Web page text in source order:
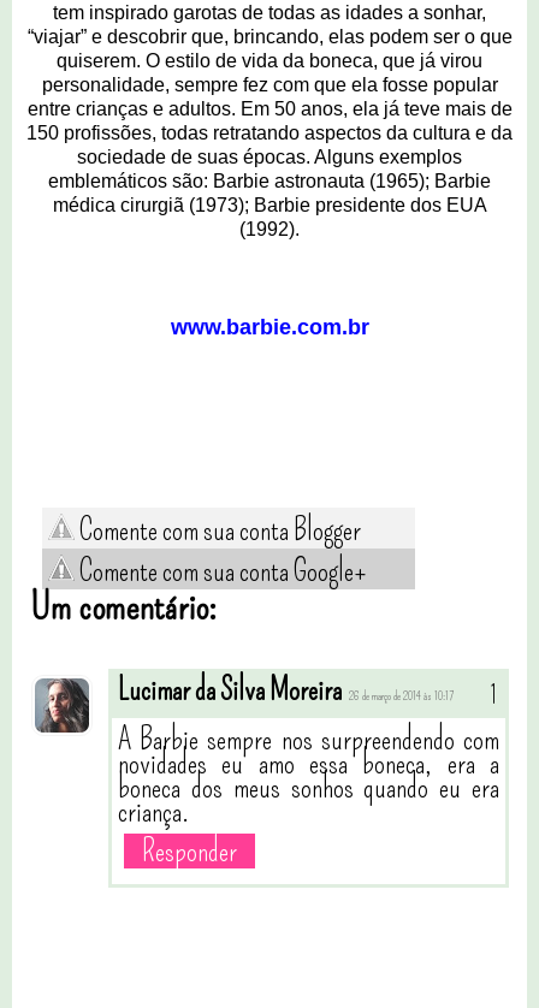
tem inspirado garotas de todas as idades a sonhar,
“viajar” e descobrir que, brincando, elas podem ser o que
quiserem. O estilo de vida da boneca, que já virou
personalidade, sempre fez com que ela fosse popular
entre crianças e adultos. Em 50 anos, ela já teve mais de
150 profissões, todas retratando aspectos da cultura e da
sociedade de suas épocas. Alguns exemplos
emblemáticos são: Barbie astronauta (1965); Barbie
médica cirurgiã (1973); Barbie presidente dos EUA
(1992).
www.barbie.com.br
Comente com sua conta Blogger
Comente com sua conta Google+
Um comentário:
Lucimar da Silva Moreira 26 de março de 2014 às 10:17
A Barbie sempre nos surpreendendo com
novidades eu amo essa boneca, era a
boneca dos meus sonhos quando eu era
criança.
Responder